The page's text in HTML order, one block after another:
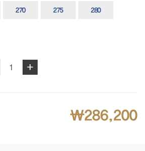
270 275 280
1 +
₩286,200